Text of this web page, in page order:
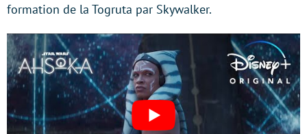
formation de la Togruta par Skywalker.